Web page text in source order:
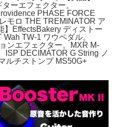
ーエフェクター。
PHASE FORCE
モロ THE TREMINATOR ア
】EffectsBakery ディストー
TW-1 ワウペダル。
ンエフェクター。MXR M-
ISP DECIMATOR G String ノ
ルチストンプ MS50G+